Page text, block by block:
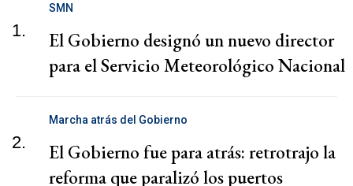
1.
SMN
El Gobierno designó un nuevo director
para el Servicio Meteorológico Nacional
2.
Marcha atrás del Gobierno
El Gobierno fue para atrás: retrotrajo la
reforma que paralizó los puertos